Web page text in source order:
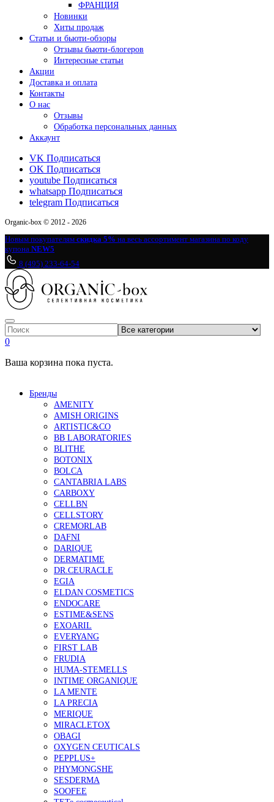
ФРАНЦИЯ
Новинки
Хиты продаж
Статьи и бьюти-обзоры
Отзывы бьюти-блогеров
Интересные статьи
Акции
Доставка и оплата
Контакты
О нас
Отзывы
Обработка персональных данных
Аккаунт
VK Подписаться
OK Подписаться
youtube Подписаться
whatsapp Подписаться
telegram Подписаться
Organic-box © 2012 - 2026
Новым покупателям скидка 5% на весь ассортимент магазина по коду
купона NEW5
8 (495) 233-64-54
0
Ваша корзина пока пуста.
Бренды
AMENITY
AMISH ORIGINS
ARTISTIC&CO
BB LABORATORIES
BLITHE
BOTONIX
BOLCA
CANTABRIA LABS
CARBOXY
CELLBN
CELLSTORY
CREMORLAB
DAFNI
DARIQUE
DERMATIME
DR.CEURACLE
EGIA
ELDAN COSMETICS
ENDOCARE
ESTIME&SENS
EXOARIL
EVERYANG
FIRST LAB
FRUDIA
HUMA-STEMELLS
INTIME ORGANIQUE
LA MENTE
LA PRECIA
MERIQUE
MIRACLETOX
OBAGI
OXYGEN CEUTICALS
PEPPLUS+
PHYMONGSHE
SESDERMA
SOOFEE